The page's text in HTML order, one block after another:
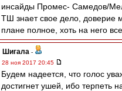
инсайды Промес- Самедов/
ТШ знает свое дело, доверие
плане полное, хоть на него
Шигала -
28 ноя 2017 20:45
Будем надеется, что голос
достигнет ушей, ибо терпеть